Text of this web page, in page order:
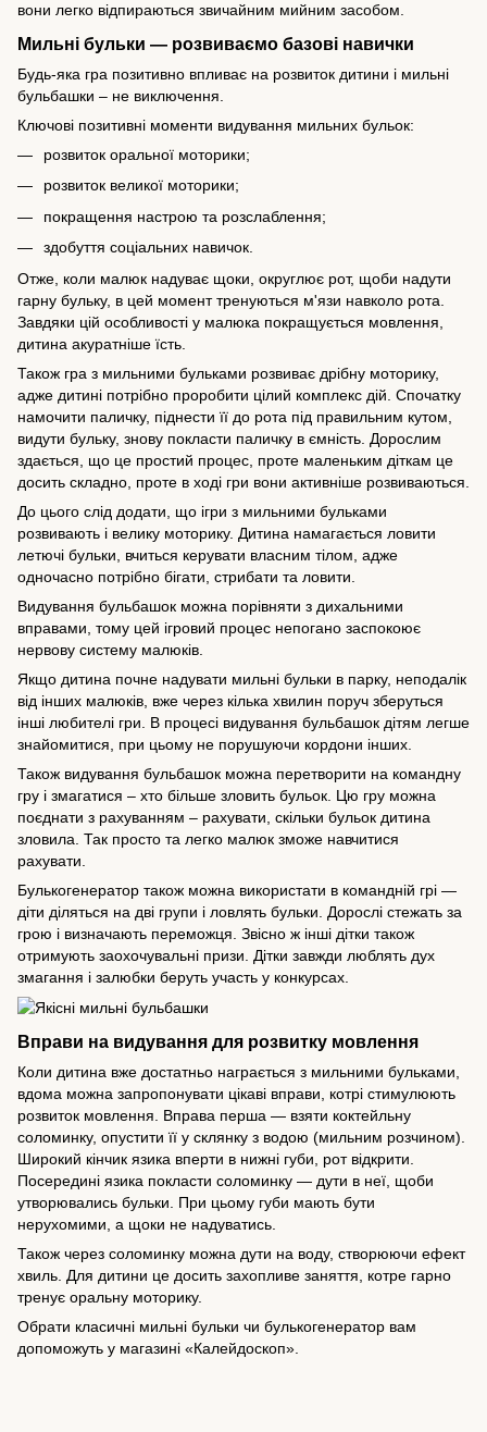
вони легко відпираються звичайним мийним засобом.
Мильні бульки — розвиваємо базові навички
Будь-яка гра позитивно впливає на розвиток дитини і мильні
бульбашки – не виключення.
Ключові позитивні моменти видування мильних бульок:
розвиток оральної моторики;
розвиток великої моторики;
покращення настрою та розслаблення;
здобуття соціальних навичок.
Отже, коли малюк надуває щоки, округлює рот, щоби надути
гарну бульку, в цей момент тренуються м'язи навколо рота.
Завдяки цій особливості у малюка покращується мовлення,
дитина акуратніше їсть.
Також гра з мильними бульками розвиває дрібну моторику,
адже дитині потрібно проробити цілий комплекс дій. Спочатку
намочити паличку, піднести її до рота під правильним кутом,
видути бульку, знову покласти паличку в ємність. Дорослим
здається, що це простий процес, проте маленьким діткам це
досить складно, проте в ході гри вони активніше розвиваються.
До цього слід додати, що ігри з мильними бульками
розвивають і велику моторику. Дитина намагається ловити
летючі бульки, вчиться керувати власним тілом, адже
одночасно потрібно бігати, стрибати та ловити.
Видування бульбашок можна порівняти з дихальними
вправами, тому цей ігровий процес непогано заспокоює
нервову систему малюків.
Якщо дитина почне надувати мильні бульки в парку, неподалік
від інших малюків, вже через кілька хвилин поруч зберуться
інші любителі гри. В процесі видування бульбашок дітям легше
знайомитися, при цьому не порушуючи кордони інших.
Також видування бульбашок можна перетворити на командну
гру і змагатися – хто більше зловить бульок. Цю гру можна
поєднати з рахуванням – рахувати, скільки бульок дитина
зловила. Так просто та легко малюк зможе навчитися
рахувати.
Булькогенератор також можна використати в командній грі —
діти діляться на дві групи і ловлять бульки. Дорослі стежать за
грою і визначають переможця. Звісно ж інші дітки також
отримують заохочувальні призи. Дітки завжди люблять дух
змагання і залюбки беруть участь у конкурсах.
Вправи на видування для розвитку мовлення
Коли дитина вже достатньо награється з мильними бульками,
вдома можна запропонувати цікаві вправи, котрі стимулюють
розвиток мовлення. Вправа перша — взяти коктейльну
соломинку, опустити її у склянку з водою (мильним розчином).
Широкий кінчик язика вперти в нижні губи, рот відкрити.
Посередині язика покласти соломинку — дути в неї, щоби
утворювались бульки. При цьому губи мають бути
нерухомими, а щоки не надуватись.
Також через соломинку можна дути на воду, створюючи ефект
хвиль. Для дитини це досить захопливе заняття, котре гарно
тренує оральну моторику.
Обрати класичні мильні бульки чи булькогенератор вам
допоможуть у магазині «Калейдоскоп».